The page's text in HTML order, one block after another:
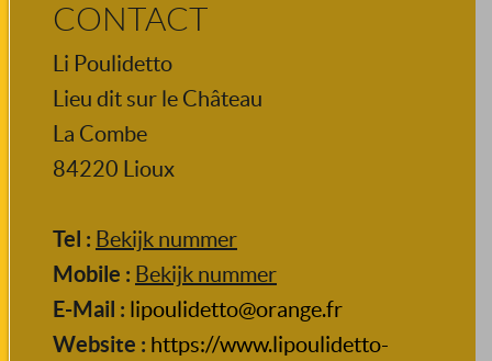
CONTACT
Li Poulidetto
Lieu dit sur le Château
La Combe
84220 Lioux
Tel : Bekijk nummer
Mobile : Bekijk nummer
E-Mail : lipoulidetto@orange.fr
Website : https://www.lipoulidetto-